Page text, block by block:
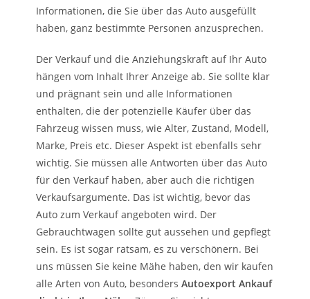
Informationen, die Sie über das Auto ausgefüllt
haben, ganz bestimmte Personen anzusprechen.
Der Verkauf und die Anziehungskraft auf Ihr Auto
hängen vom Inhalt Ihrer Anzeige ab. Sie sollte klar
und prägnant sein und alle Informationen
enthalten, die der potenzielle Käufer über das
Fahrzeug wissen muss, wie Alter, Zustand, Modell,
Marke, Preis etc. Dieser Aspekt ist ebenfalls sehr
wichtig. Sie müssen alle Antworten über das Auto
für den Verkauf haben, aber auch die richtigen
Verkaufsargumente. Das ist wichtig, bevor das
Auto zum Verkauf angeboten wird. Der
Gebrauchtwagen sollte gut aussehen und gepflegt
sein. Es ist sogar ratsam, es zu verschönern. Bei
uns müssen Sie keine Mähe haben, den wir kaufen
alle Arten von Auto, besondersAutoexport Ankauf